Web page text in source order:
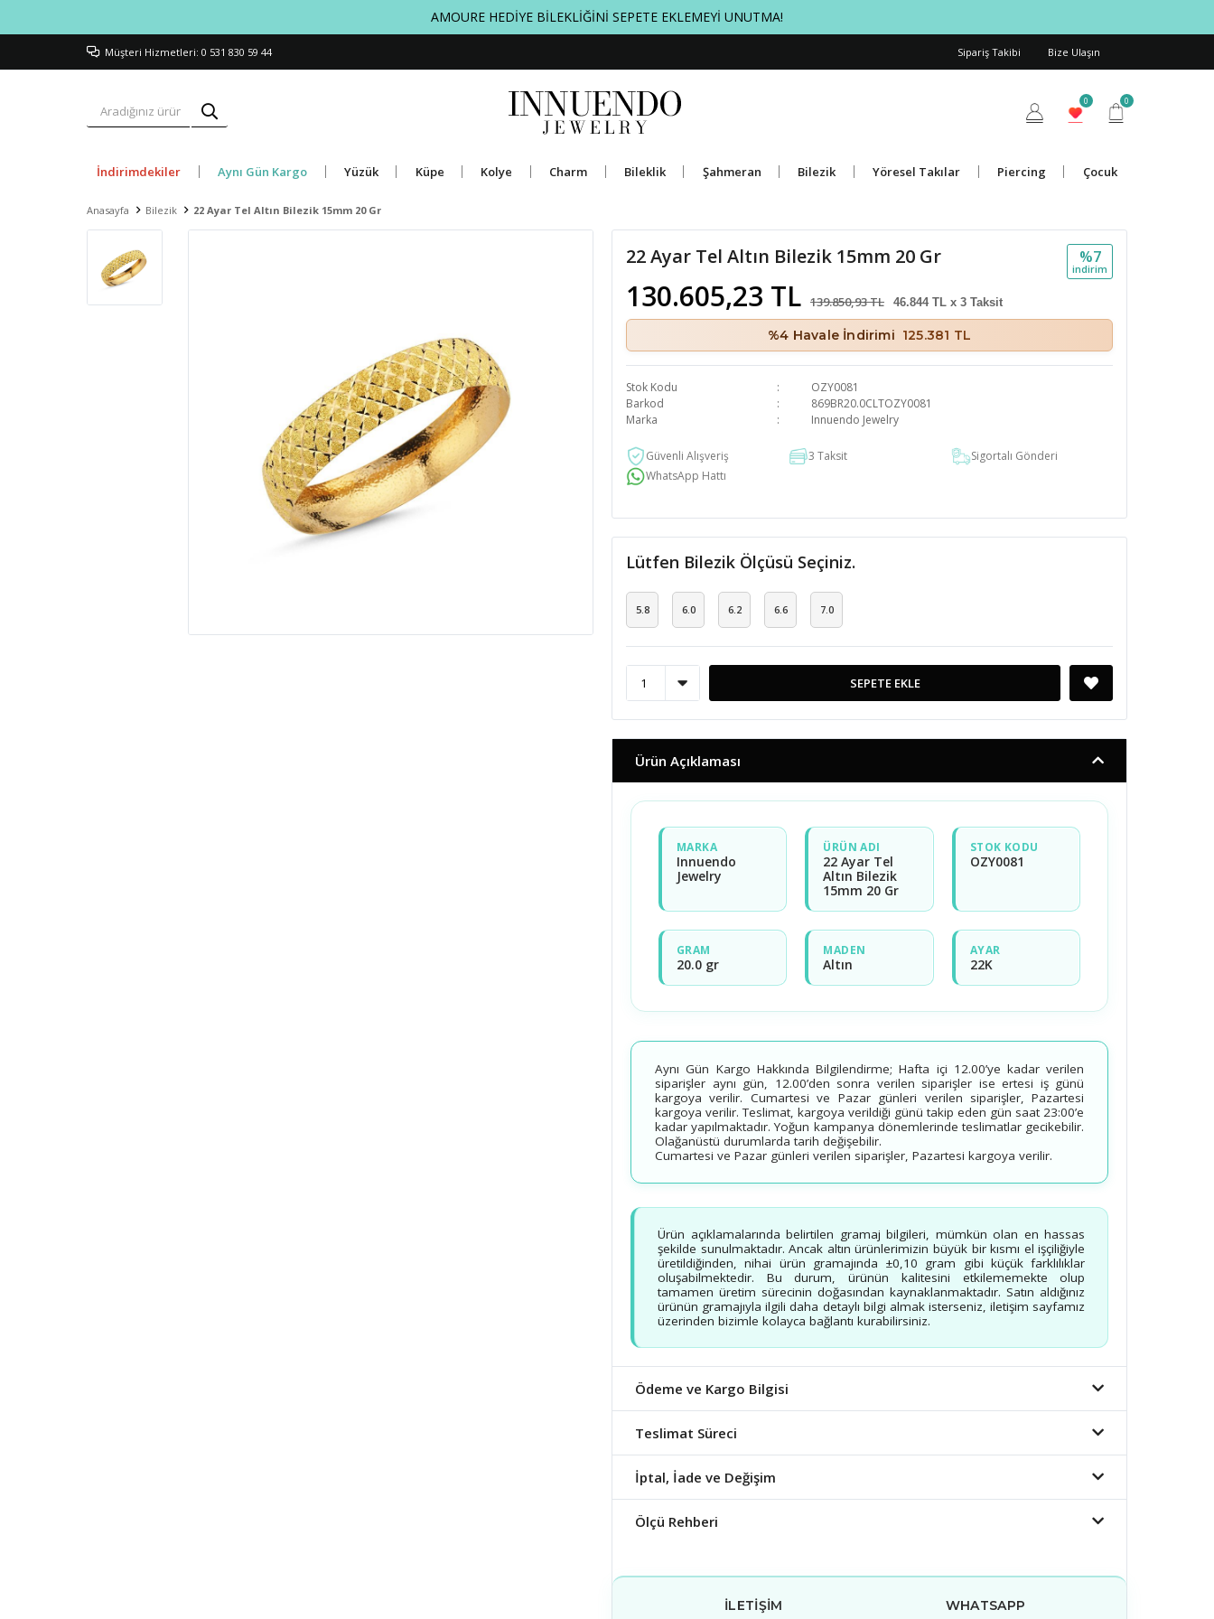
AMOURE HEDİYE BİLEKLİĞİNİ SEPETE EKLEMEYİ UNUTMA!
Müşteri Hizmetleri: 0 531 830 59 44 Sipariş Takibi Bize Ulaşın
0 0
İndirimdekiler Aynı Gün Kargo Yüzük Küpe Kolye Charm Bileklik Şahmeran Bilezik Yöresel Takılar Piercing Çocuk
Anasayfa Bilezik 22 Ayar Tel Altın Bilezik 15mm 20 Gr
22 Ayar Tel Altın Bilezik 15mm 20 Gr
130.605,23 TL 139.850,93 TL
%7
i̇ndi̇ri̇m
46.844 TL x 3 Taksit
%4 Havale İndirimi 125.381 TL
Stok Kodu
OZY0081
Barkod
869BR20.0CLTOZY0081
Marka
Innuendo Jewelry
Güvenli Alışveriş 3 Taksit
Sigortalı Gönderi
WhatsApp Hattı
Lütfen Bilezik Ölçüsü Seçiniz.
5.8 6.0 6.2 6.6 7.0
SEPETE EKLE
Ürün Açıklaması
MARKA
Innuendo
Jewelry
ÜRÜN ADI
22 Ayar Tel
Altın Bilezik
15mm 20 Gr
STOK KODU
OZY0081
GRAM
20.0 gr
MADEN
Altın
AYAR
22K
Aynı Gün Kargo Hakkında Bilgilendirme; Hafta içi 12.00’ye kadar verilen
siparişler aynı gün, 12.00’den sonra verilen siparişler ise ertesi iş günü
kargoya verilir. Cumartesi ve Pazar günleri verilen siparişler, Pazartesi
kargoya verilir. Teslimat, kargoya verildiği günü takip eden gün saat 23:00’e
kadar yapılmaktadır. Yoğun kampanya dönemlerinde teslimatlar gecikebilir.
Olağanüstü durumlarda tarih değişebilir.
Cumartesi ve Pazar günleri verilen siparişler, Pazartesi kargoya verilir.
Ürün açıklamalarında belirtilen gramaj bilgileri, mümkün olan en hassas
şekilde sunulmaktadır. Ancak altın ürünlerimizin büyük bir kısmı el işçiliğiyle
üretildiğinden, nihai ürün gramajında ±0,10 gram gibi küçük farklılıklar
oluşabilmektedir. Bu durum, ürünün kalitesini etkilememekte olup
tamamen üretim sürecinin doğasından kaynaklanmaktadır. Satın aldığınız
ürünün gramajıyla ilgili daha detaylı bilgi almak isterseniz, iletişim sayfamız
üzerinden bizimle kolayca bağlantı kurabilirsiniz.
Ödeme ve Kargo Bilgisi
Teslimat Süreci
İptal, İade ve Değişim
Ölçü Rehberi
İLETIŞIM WHATSAPP